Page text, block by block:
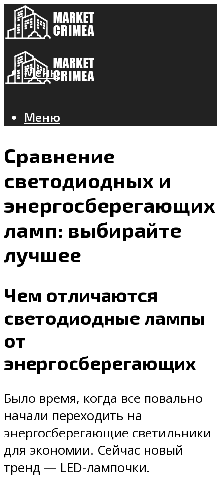
Меню
Меню
Сравнение
светодиодных и
энергосберегающих
ламп: выбирайте
лучшее
Чем отличаются
светодиодные лампы
от
энергосберегающих
Было время, когда все повально
начали переходить на
энергосберегающие светильники
для экономии. Сейчас новый
тренд — LED-лампочки.